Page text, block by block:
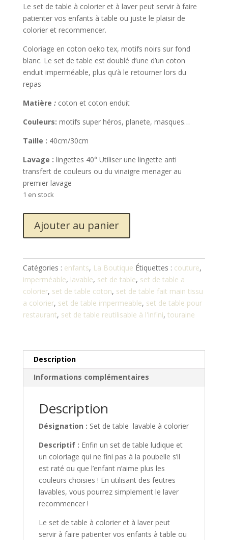
Le set de table à colorier et à laver peut servir à faire
patienter vos enfants à table ou juste le plaisir de
colorier et recommencer.
Coloriage en coton oeko tex, motifs noirs sur fond
blanc. Le set de table est doublé d’une d’un coton
enduit imperméable, plus qu’à le retourner lors du
repas
Matière :coton et coton enduit
Couleurs: motifs super héros, planete, masques…
Taille : 40cm/30cm
Lavage : lingettes 40° Utiliser une lingette anti
transfert de couleurs ou du vinaigre menager au
premier lavage
1 en stock
Set
table
lavable
à
colorier
Ajouter au panier
Catégories : enfants, La Boutique Étiquettes : couture,
imperméable, lavable, set de table, set de table a
colorier, set de table coton, set de table fait main tissu
a colorier, set de table impermeable, set de table pour
restaurant, set de table reutilisable à l'infini, touraine
Description
Informations complémentaires
Description
Désignation : Set de table lavable à colorier
Descriptif : Enfin un set de table ludique et
un coloriage qui ne fini pas à la poubelle s’il
est raté ou que l’enfant n’aime plus les
couleurs choisies ! En utilisant des feutres
lavables, vous pourrez simplement le laver
recommencer !
Le set de table à colorier et à laver peut
servir à faire patienter vos enfants à table ou